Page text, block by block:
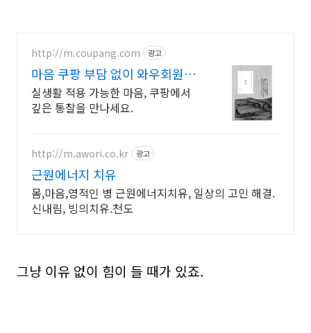
http://m.coupang.com 광고
마음 쿠팡 부담 없이 와우회원
무료반품
실생활 적용 가능한 마음, 쿠팡에서
깊은 통찰을 만나세요.
http://m.awori.co.kr 광고
근원에너지 치유
몸,마음,영적인 병 근원에너지치유, 일상의 고민 해결.
신내림, 빙의치유.천도
그냥 이유 없이 힘이 들 때가 있죠.